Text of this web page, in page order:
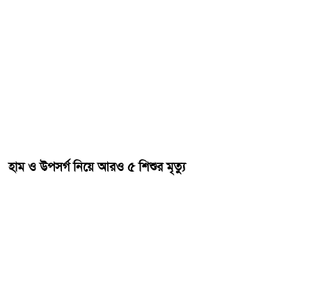
হাম ও উপসর্গ নিয়ে আরও ৫ শিশুর মৃত্যু